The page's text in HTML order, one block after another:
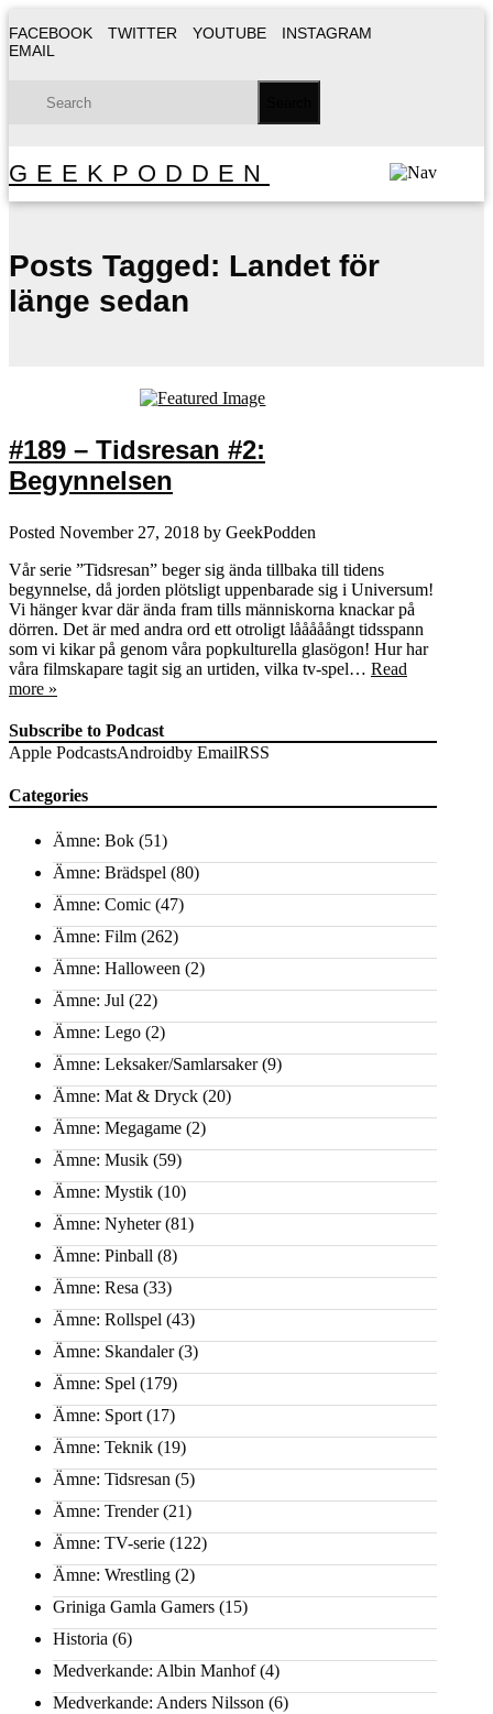
FACEBOOK TWITTER YOUTUBE
INSTAGRAM
EMAIL
GEEKPODDEN
Posts Tagged: Landet för
länge sedan
#189 – Tidsresan #2:
Begynnelsen
Posted November 27, 2018 by GeekPodden
Vår serie ”Tidsresan” beger sig ända tillbaka till tidens
begynnelse, då jorden plötsligt uppenbarade sig i Universum!
Vi hänger kvar där ända fram tills människorna knackar på
dörren. Det är med andra ord ett otroligt lååååångt tidsspann
som vi kikar på genom våra popkulturella glasögon! Hur har
våra filmskapare tagit sig an urtiden, vilka tv-spel… Read
more »
Subscribe to Podcast
Apple PodcastsAndroidby EmailRSS
Categories
Ämne: Bok (51)
Ämne: Brädspel (80)
Ämne: Comic (47)
Ämne: Film (262)
Ämne: Halloween (2)
Ämne: Jul (22)
Ämne: Lego (2)
Ämne: Leksaker/Samlarsaker(9)
Ämne: Mat & Dryck (20)
Ämne: Megagame (2)
Ämne: Musik (59)
Ämne: Mystik (10)
Ämne: Nyheter(81)
Ämne: Pinball (8)
Ämne: Resa (33)
Ämne: Rollspel (43)
Ämne: Skandaler(3)
Ämne: Spel (179)
Ämne: Sport (17)
Ämne: Teknik (19)
Ämne: Tidsresan (5)
Ämne: Trender(21)
Ämne: TV-serie (122)
Ämne: Wrestling (2)
Griniga Gamla Gamers (15)
Historia (6)
Medverkande: Albin Manhof(4)
Medverkande: Anders Nilsson (6)